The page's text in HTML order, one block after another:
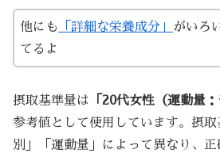
他にも 「詳細な栄養成分」
がいろ
てるよ
摂取基準量は 「20代女性（運動量：
参考値として使用しています。摂
別」「運動量」によって異なり、